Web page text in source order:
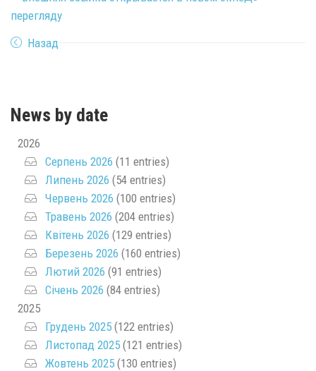
перегляду
Назад
News by date
2026
Серпень 2026 (11 entries)
Липень 2026 (54 entries)
Червень 2026 (100 entries)
Травень 2026 (204 entries)
Квітень 2026 (129 entries)
Березень 2026 (160 entries)
Лютий 2026 (91 entries)
Січень 2026 (84 entries)
2025
Грудень 2025 (122 entries)
Листопад 2025 (121 entries)
Жовтень 2025 (130 entries)